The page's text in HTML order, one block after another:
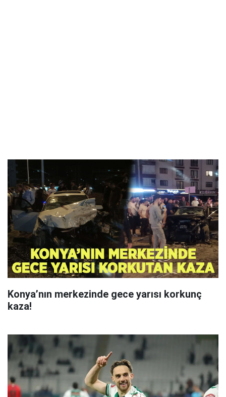
Konya’nın merkezinde gece yarısı korkunç
kaza!